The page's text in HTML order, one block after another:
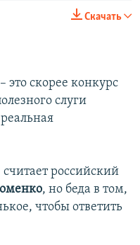
Скачать
скорее конкурс
слуги
российский
, но беда в том,
чтобы ответить